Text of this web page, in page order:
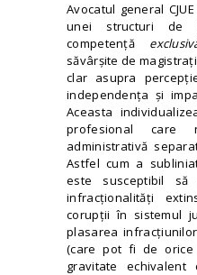
Avocatul general
unei structuri de
competență
săvârșite de
clar asupra
independența și
Aceasta
profesional care
administrativă
Astfel cum a
este susceptibil să
infracționalități
corupții în sistemul
plasarea
(care pot fi de
gravitate